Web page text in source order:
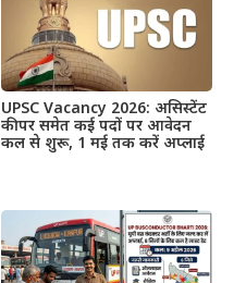
UPSC Vacancy 2026: असिस्टेंट
कीपर समेत कई पदों पर आवेदन
कल से शुरू, 1 मई तक करें अप्लाई